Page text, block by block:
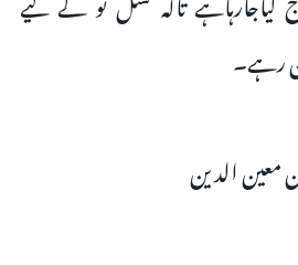
رہے۔
معین الدین